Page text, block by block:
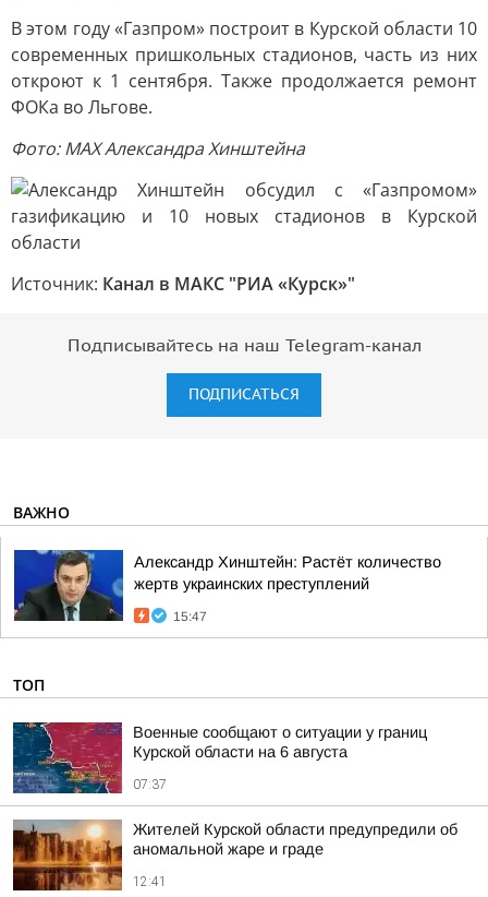
В этом году «Газпром» построит в Курской области 10
современных пришкольных стадионов, часть из них
откроют к 1 сентября. Также продолжается ремонт
ФОКа во Льгове.
Фото: MAX Александра Хинштейна
Источник: Канал в МАКС "РИА «Курск»"
Подписывайтесь на наш Telegram-канал
ПОДПИСАТЬСЯ
ВАЖНО
Александр Хинштейн: Растёт количество
жертв украинских преступлений
15:47
ТОП
Военные сообщают о ситуации у границ
Курской области на 6 августа
07:37
Жителей Курской области предупредили об
аномальной жаре и граде
12:41